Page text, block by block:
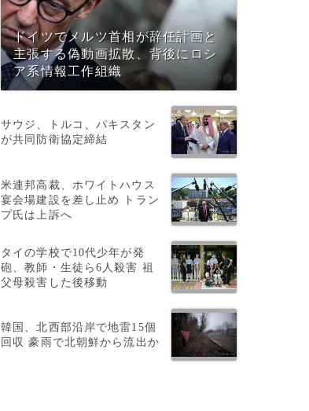
ドイツでメルツ首相が辞任計画と
主張する偽動画拡散、背後にロシ
ア系情報工作組織
サウジ、トルコ、パキスタン
が共同防衛協定締結
米連邦高裁、ホワイトハウス
宴会場建設を差し止め トラン
プ氏は上訴へ
タイの学校で10代少年が発
砲、教師・生徒ら6人殺害 祖
父母殺害した後移動
韓国、北西部沿岸で地雷15個
回収 豪雨で北朝鮮から流出か